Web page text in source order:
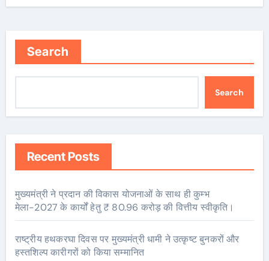
Search
Search
Recent Posts
मुख्यमंत्री ने प्रदान की विकास योजनाओं के साथ ही कुम्भ
मेला-2027 के कार्यों हेतु ₹ 80.96 करोड़ की वित्तीय स्वीकृति।
राष्ट्रीय हथकरघा दिवस पर मुख्यमंत्री धामी ने उत्कृष्ट बुनकरों और
हस्तशिल्प कारीगरों को किया सम्मानित